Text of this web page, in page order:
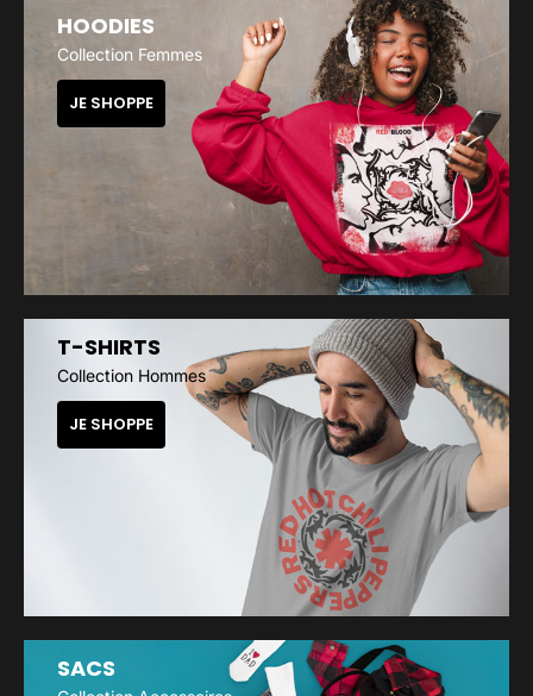
HOODIES
Collection Femmes
JE SHOPPE
T-SHIRTS
Collection Hommes
JE SHOPPE
SACS